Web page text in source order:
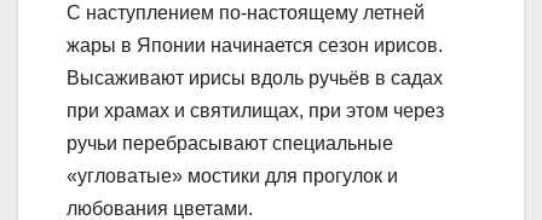
С наступлением по-настоящему летней
жары в Японии начинается сезон ирисов.
Высаживают ирисы вдоль ручьёв в садах
при храмах и святилищах, при этом через
ручьи перебрасывают специальные
«угловатые» мостики для прогулок и
любования цветами.